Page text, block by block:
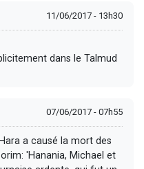
11/06/2017 - 13h30
dans le Talmud
07/06/2017 - 07h55
a causé la mort des
'Hanania, Michael et